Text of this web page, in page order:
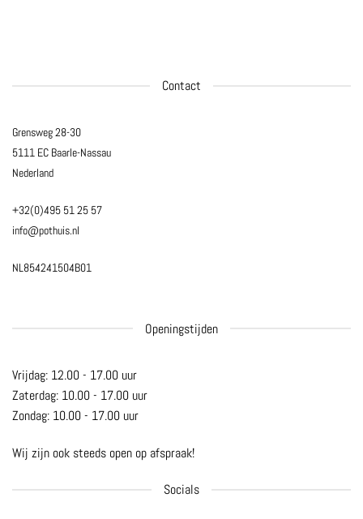
Contact
Grensweg 28-30
5111 EC Baarle-Nassau
Nederland
+32(0)495 51 25 57
info@pothuis.nl
NL854241504B01
Openingstijden
Vrijdag: 12.00 - 17.00 uur
Zaterdag: 10.00 - 17.00 uur
Zondag: 10.00 - 17.00 uur
Wij zijn ook steeds open op afspraak!
Socials